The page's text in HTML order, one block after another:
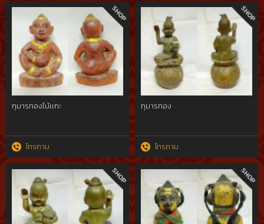
กุมารทองไม้เเกะ
โทรถาม
กุมารทอง
โทรถาม